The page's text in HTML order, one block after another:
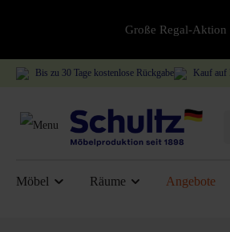
Große Regal-
Bis zu 30 Tage kostenlose Rückgabe Kauf auf
Möbel Räume Angebote